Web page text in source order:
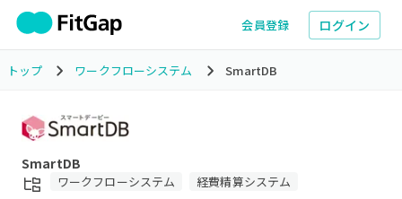
会員登録 ログイン
トップ ワークフローシステム SmartDB
SmartDB
ワークフローシステム
経費精算システム